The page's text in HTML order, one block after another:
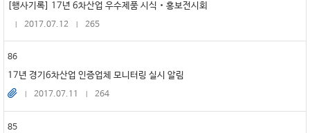
[행사기록] 17년 6차산업 우수제품 시식‧홍보전시회
2017.07.12
265
86
17년 경기6차산업 인증업체 모니터링 실시 알림
2017.07.11
264
85